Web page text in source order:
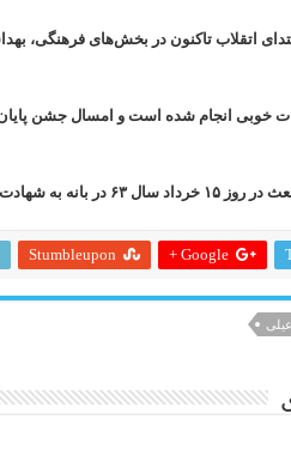
اتقلاب تاکنون در بخش‌های فرهنگی،
خوبی انجام شده است و امسال جشن
Google +
Stumbleupon